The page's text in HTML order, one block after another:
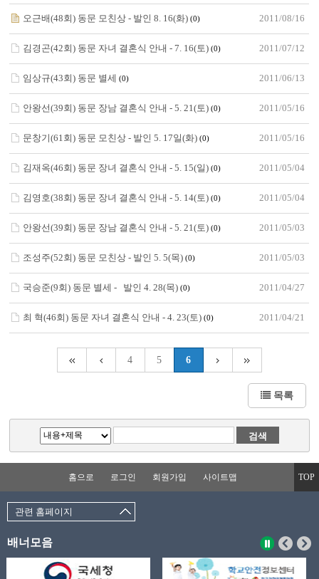
오근배(48회) 동문 모친상 - 발인 8. 16(화)(0) 2011/08/16
김경곤(42회) 동문 자녀 결혼식 안내 - 7. 16(토)(0) 2011/07/12
임상규(43회) 동문 별세(0) 2011/06/13
안왕선(39회) 동문 장남 결혼식 안내 - 5. 21(토)(0) 2011/05/16
문창기(61회) 동문 모친상 - 발인 5. 17일(화)(0) 2011/05/16
김재옥(46회) 동문 장녀 결혼식 안내 - 5. 15(일)(0) 2011/05/04
김영호(38회) 동문 장녀 결혼식 안내 - 5. 14(토)(0) 2011/05/04
안왕선(39회) 동문 장남 결혼식 안내 - 5. 21(토)(0) 2011/05/03
조성주(52회) 동문 모친상 - 발인 5. 5(목)(0) 2011/05/03
국승준(9회) 동문 별세 - 발인 4. 28(목)(0) 2011/04/27
최 혁(46회) 동문 자녀 결혼식 안내 - 4. 23(토)(0) 2011/04/21
4 5 6
목록
홈으로 로그인 회원가입 사이트맵 TOP
관련 홈페이지
배너모음